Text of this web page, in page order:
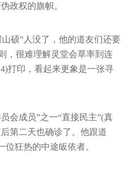
政权的旗帜。
”人没了，他的道友们还要
，很难理解灵堂会草率到连
打印，看起来更象是一张寻
成员”之一“直接民主”(真
第二天也确诊了。他跟道
一位狂热的中途皈依者。